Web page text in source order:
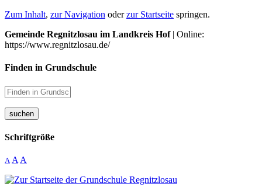
Zum Inhalt, zur Navigation oderzur Startseite springen.
Gemeinde Regnitzlosau im Landkreis Hof| Online:
https://www.regnitzlosau.de/
Finden in Grundschule
suchen
Schriftgröße
A A A